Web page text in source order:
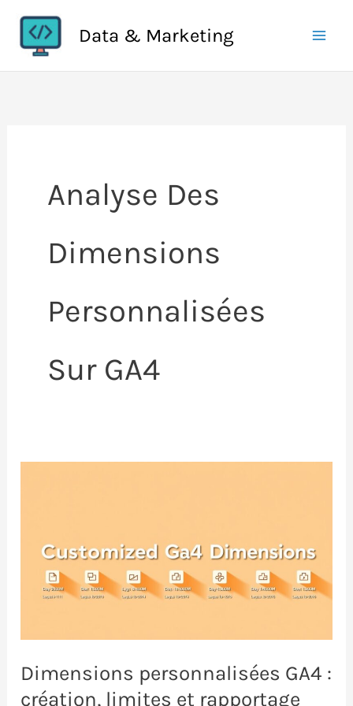
contenu
Data & Marketing
Analyse Des
Dimensions
Personnalisées
Sur GA4
Dimensions personnalisées GA4 :
création, limites et rapportage